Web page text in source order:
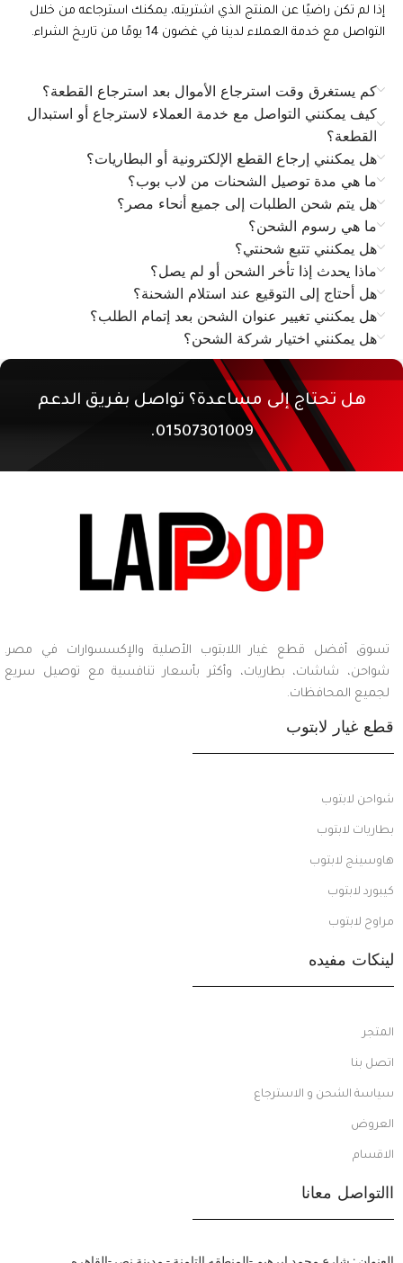
إذا لم تكن راضيًا عن المنتج الذي اشتريته، يمكنك استرجاعه من خلال
التواصل مع خدمة العملاء لدينا في غضون 14 يومًا من تاريخ الشراء.
كم يستغرق وقت استرجاع الأموال بعد استرجاع القطعة؟
كيف يمكنني التواصل مع خدمة العملاء لاسترجاع أو استبدال
القطعة؟
هل يمكنني إرجاع القطع الإلكترونية أو البطاريات؟
ما هي مدة توصيل الشحنات من لاب بوب؟
هل يتم شحن الطلبات إلى جميع أنحاء مصر؟
ما هي رسوم الشحن؟
هل يمكنني تتبع شحنتي؟
ماذا يحدث إذا تأخر الشحن أو لم يصل؟
هل أحتاج إلى التوقيع عند استلام الشحنة؟
هل يمكنني تغيير عنوان الشحن بعد إتمام الطلب؟
هل يمكنني اختيار شركة الشحن؟
هل تحتاج إلى مساعدة؟ تواصل بفريق الدعم
01507301009.
تسوق أفضل قطع غيار اللابتوب الأصلية والإكسسوارات في مصر.
شواحن، شاشات، بطاريات، وأكثر بأسعار تنافسية مع توصيل سريع
لجميع المحافظات.
قطع غيار لابتوب
شواحن لابتوب
بطاريات لابتوب
هاوسينج لابتوب
كيبورد لابتوب
مراوح لابتوب
لينكات مفيده
المتجر
اتصل بنا
سياسة الشحن و الاسترجاع
العروض
الاقسام
االتواصل معانا